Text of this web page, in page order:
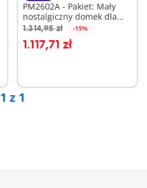
PM2602A - Pakiet: Mały
nostalgiczny domek dla
lalek
1.314,95 zł -15%
1.117,71 zł
Dodaj do koszyka
1 z 1